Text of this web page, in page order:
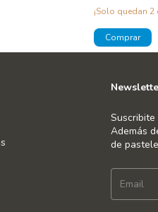
¡Solo quedan 2
Suscribite
Además
de